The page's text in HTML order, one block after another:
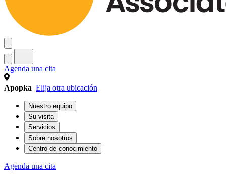
Agenda una cita
Apopka Elija otra ubicación
Nuestro equipo
Su visita
Servicios
Sobre nosotros
Centro de conocimiento
Agenda una cita